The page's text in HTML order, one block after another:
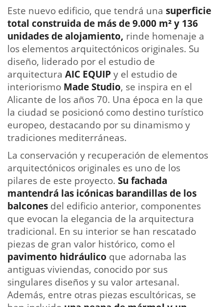
Este nuevo edificio, que tendrá una superficie
total construida de más de 9.000 m² y 136
unidades de alojamiento, rinde homenaje a
los elementos arquitectónicos originales. Su
diseño, liderado por el estudio de
arquitectura AIC EQUIP y el estudio de
interiorismo Made Studio, se inspira en el
Alicante de los años 70. Una época en la que
la ciudad se posicionó como destino turístico
europeo, destacando por su dinamismo y
tradiciones mediterráneas.
La conservación y recuperación de elementos
arquitectónicos originales es uno de los
pilares de este proyecto. Su fachada
mantendrá las icónicas barandillas de los
balcones del edificio anterior, componentes
que evocan la elegancia de la arquitectura
tradicional. En su interior se han rescatado
piezas de gran valor histórico, como el
pavimento hidráulico que adornaba las
antiguas viviendas, conocido por sus
singulares diseños y su valor artesanal.
Además, entre otras piezas escultóricas, se